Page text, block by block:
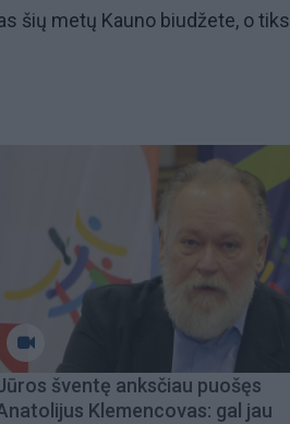
šių metų Kauno biudžete, o
šventę anksčiau puošęs
Klemencovas: gal jau